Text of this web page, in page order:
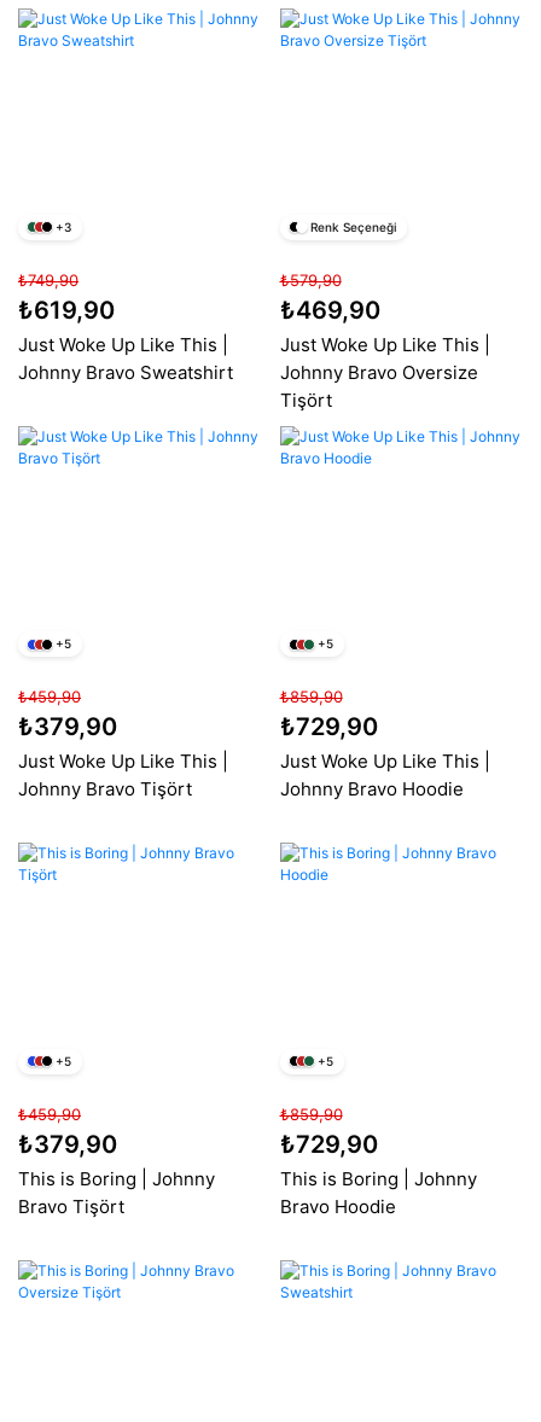
+3
₺749,90
₺619,90
Just Woke Up Like This |
Johnny Bravo Sweatshirt
Renk Seçeneği
₺579,90
₺469,90
Just Woke Up Like This |
Johnny Bravo Oversize
Tişört
+5
₺459,90
₺379,90
Just Woke Up Like This |
Johnny Bravo Tişört
+5
₺859,90
₺729,90
Just Woke Up Like This |
Johnny Bravo Hoodie
+5
₺459,90
₺379,90
This is Boring | Johnny
Bravo Tişört
+5
₺859,90
₺729,90
This is Boring | Johnny
Bravo Hoodie